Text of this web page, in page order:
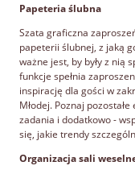
Papeteria ślubna
Szata graficzna
papeterii ślubnej, z jaką
ważne jest, by były z nią
funkcje spełnia
inspirację dla gości w
Młodej. Poznaj
zadania i dodatkowo -
się, jakie trendy
Organizacja sali